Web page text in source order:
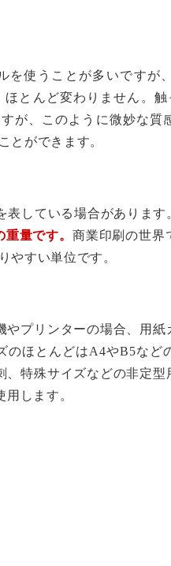
を使うことが多いですが
とんど変わりません。
が、このように微妙な質
とができます。
表している場合がありま
量です。 商業印刷の世界
やすい単位です。
やプリンターの場合、用紙
のほとんどはA4やB5など
、特殊サイズなどの非定型
用します。